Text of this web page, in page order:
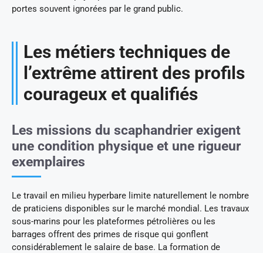
portes souvent ignorées par le grand public.
Les métiers techniques de
l’extrême attirent des profils
courageux et qualifiés
Les missions du scaphandrier exigent
une condition physique et une rigueur
exemplaires
Le travail en milieu hyperbare limite naturellement le nombre
de praticiens disponibles sur le marché mondial. Les travaux
sous-marins pour les plateformes pétrolières ou les
barrages offrent des primes de risque qui gonflent
considérablement le salaire de base. La formation de